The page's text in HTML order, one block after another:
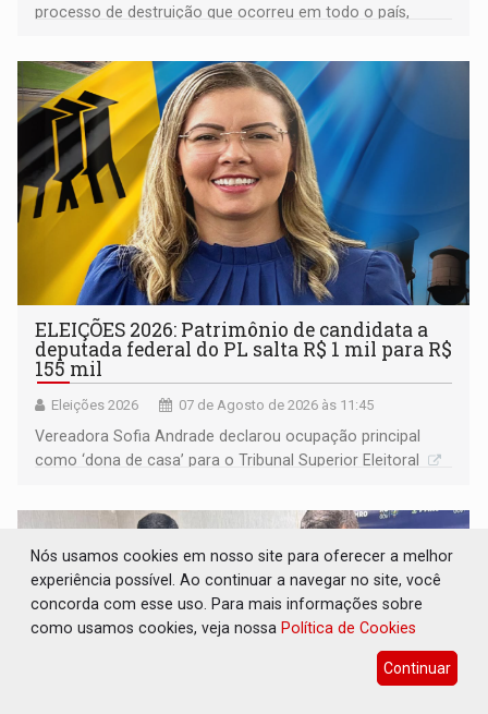
processo de destruição que ocorreu em todo o país,
ELEIÇÕES 2026: Patrimônio de candidata a
deputada federal do PL salta R$ 1 mil para R$
155 mil
Eleições 2026 07 de Agosto de 2026 às 11:45
Vereadora Sofia Andrade declarou ocupação principal
como ‘dona de casa’ para o Tribunal Superior Eleitoral
Nós usamos cookies em nosso site para oferecer a melhor
experiência possível. Ao continuar a navegar no site, você
concorda com esse uso. Para mais informações sobre
como usamos cookies, veja nossa Política de Cookies
Continuar